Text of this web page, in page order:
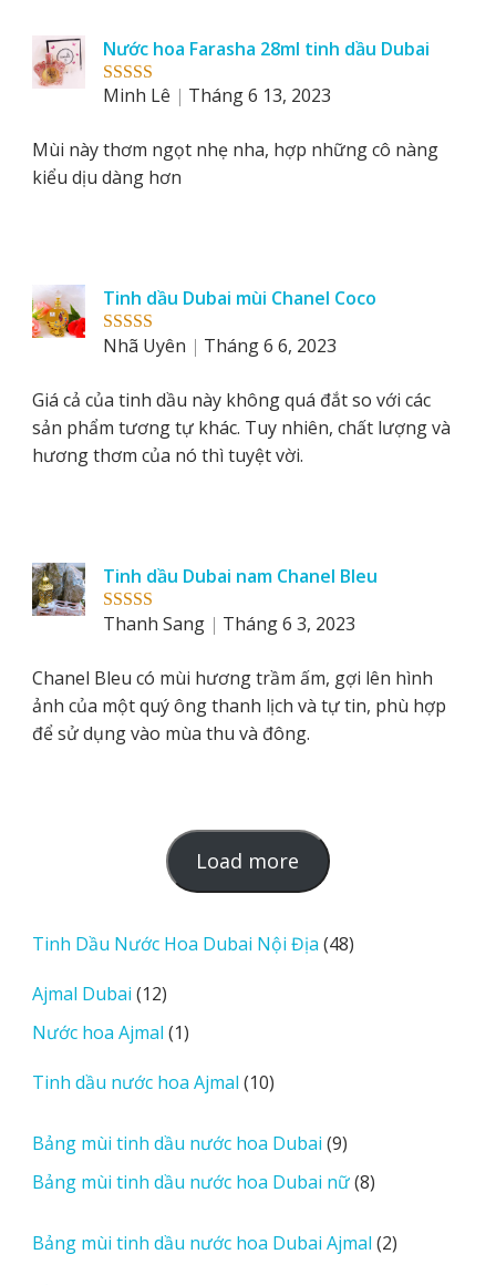
Rated 5out
Nước hoa Farasha 28ml tinh dầu Dubai
Minh Lê
Tháng 6 13, 2023
Mùi này thơm ngọt nhẹ nha, hợp những cô nàng
kiểu dịu dàng hơn
Rated5out
Tinh dầu Dubai mùi Chanel Coco
Nhã Uyên
Tháng 6 6, 2023
Giá cả của tinh dầu này không quá đắt so với các
sản phẩm tương tự khác. Tuy nhiên, chất lượng và
hương thơm của nó thì tuyệt vời.
Rated 5out
Tinh dầu Dubai nam Chanel Bleu
Thanh Sang
Tháng 6 3, 2023
Chanel Bleu có mùi hương trầm ấm, gợi lên hình
ảnh của một quý ông thanh lịch và tự tin, phù hợp
để sử dụng vào mùa thu và đông.
Load more
o
d
v
e
s
Tinh Dầu Nước Hoa Dubai Nội Địa 4848
Ajmal Dubai 1212
sản
phẩm
Nước hoa Ajmal 11
phẩm
Tinh dầu nước hoa Ajmal 1010
phẩm
Bảng mùi tinh dầu nước hoa Dubai 99
sản
phẩm
Bảng mùi tinh dầu nước hoa Dubai nữ 88
phẩm
Bảng mùi tinh dầu nước hoa Dubai Ajmal 22